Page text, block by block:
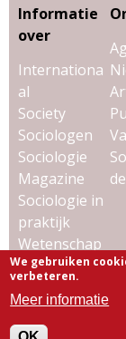
Informatie
over
Internationa
al
Society
Sociologen
Sociologie
Magazine
Sociologie in
praktijk
Wetenschap
& sociologie
© 2009-2026
We gebruiken
verbeteren.
Meer informatie